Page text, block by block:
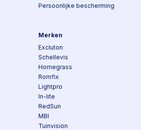
Persoonlijke bescherming
Merken
Excluton
Schellevis
Homegrass
Romfix
Lightpro
In-lite
RedSun
MBI
Tuinvision